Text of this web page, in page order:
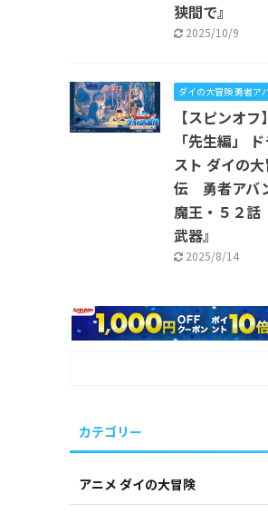
狭間で』
2025/10/9
ダイの大冒険 勇者ア
【スピンオ
「先生編」
スト ダイの
伝 勇者アバ
魔王・５２話
武器』
2025/8/14
カテゴリー
アニメ ダイの大冒険